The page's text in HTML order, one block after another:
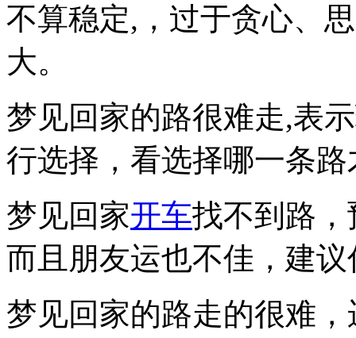
不算稳定,，过于贪心、
大。
梦见回家的路很难走,表
行选择，看选择哪一条
梦见回家开车找不到路
而且朋友运也不佳，建
梦见回家的路走的很难